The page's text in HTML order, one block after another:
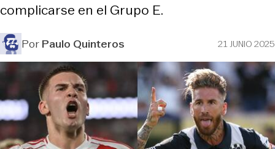
complicarse en el Grupo E.
PorPaulo Quinteros 21 JUNIO 2025